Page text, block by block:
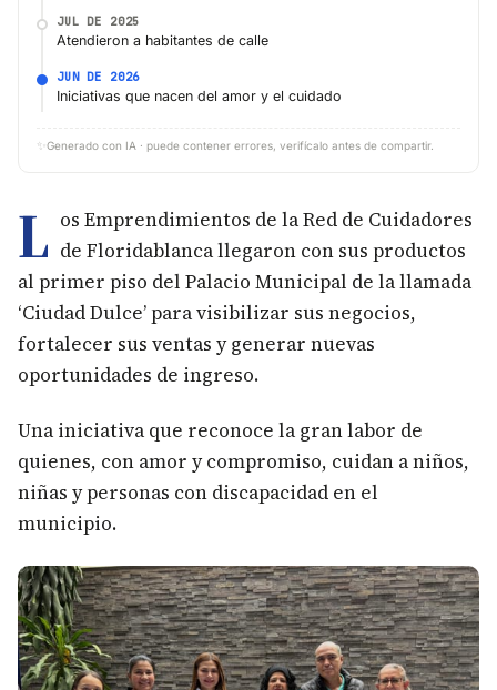
JUL DE 2025
Atendieron a habitantes de calle
JUN DE 2026
Iniciativas que nacen del amor y el cuidado
✨ Generado con IA · puede contener errores, verifícalo antes de compartir.
L os Emprendimientos de la Red de Cuidadores
de Floridablanca llegaron con sus productos
al primer piso del Palacio Municipal de la llamada
‘Ciudad Dulce’ para visibilizar sus negocios,
fortalecer sus ventas y generar nuevas
oportunidades de ingreso.
Una iniciativa que reconoce la gran labor de
quienes, con amor y compromiso, cuidan a niños,
niñas y personas con discapacidad en el
municipio.